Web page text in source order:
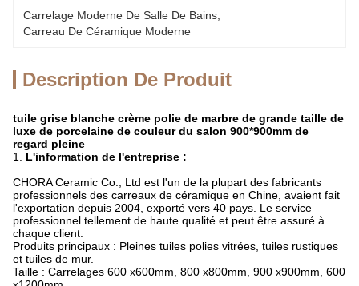
Carrelage Moderne De Salle De Bains
Carreau De Céramique Moderne
Description De Produit
tuile grise blanche crème polie de marbre de grande taille de
luxe de porcelaine de couleur du salon 900*900mm de
regard pleine
1. L'information de l'entreprise :
CHORA Ceramic Co., Ltd est l'un de la plupart des fabricants
professionnels des carreaux de céramique en Chine, avaient fait
l'exportation depuis 2004, exporté vers 40 pays. Le service
professionnel tellement de haute qualité et peut être assuré à
chaque client.
Produits principaux : Pleines tuiles polies vitrées, tuiles rustiques
et tuiles de mur.
Taille : Carrelages 600 x600mm, 800 x800mm, 900 x900mm, 600